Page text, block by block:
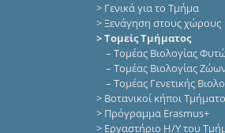
> Γενικά για το Τμήμα
>Ξενάγηση στους χώρους
> Τομείς Τμήματος
– Τομέας Βιολογίας
– Τομέας Βιολογίας
– Τομέας Γενετικής
> Βοτανικοί κήποι
> Πρόγραμμα Erasmus+
> Εργαστήριο Η/Υ του